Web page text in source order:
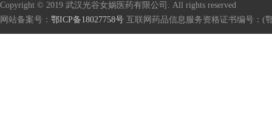
Copyright © 2019 武汉光谷女娲医药有限公司. All rights reserved
网站备案号： 鄂ICP备18027758号 互联网药品信息服务资格证书编号：(